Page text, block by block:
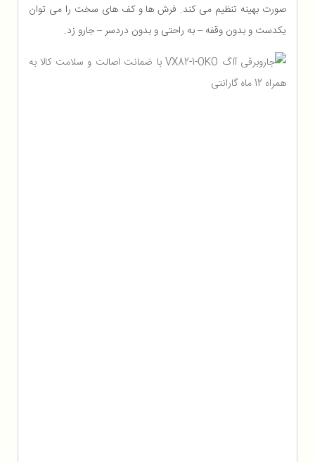
صورت بهینه تنظیم می کند. فرش ها و کف های سخت را می توان
یکدست و بدون وقفه – به راحتی و بدون دردسر – جارو زد.